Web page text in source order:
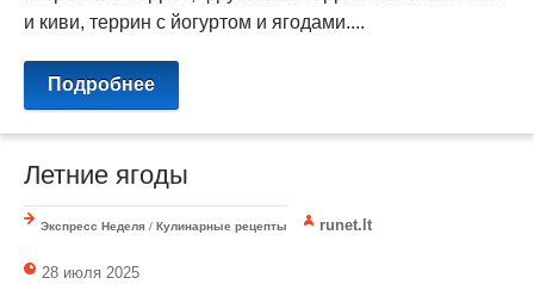
и киви, террин с йогуртом и ягодами....
Подробнее
Летние ягоды
Экспресс Неделя / Кулинарные рецепты runet.lt
28 июля 2025